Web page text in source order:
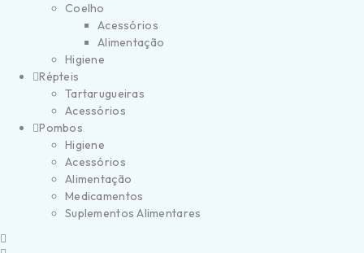
Coelho
Acessórios
Alimentação
Higiene
Répteis
Tartarugueiras
Acessórios
Pombos
Higiene
Acessórios
Alimentação
Medicamentos
Suplementos Alimentares